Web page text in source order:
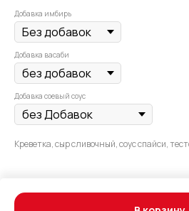
Добавка имбирь
Добавка васаби
Добавка соевый соус
Креветка, сыр сливочный, соус спайси,